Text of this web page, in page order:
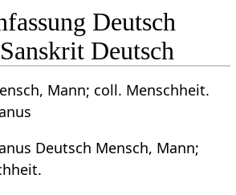
Deutsch
Deutsch
Mann; coll. Menschheit.
Deutsch Mensch, Mann;